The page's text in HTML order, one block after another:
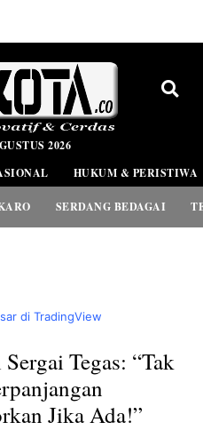
2026
HUKUM & PERISTIWA
SERDANG BEDAGAI
di TradingView
Tegas: “Tak
Jika Ada!”